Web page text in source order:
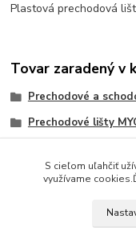
Plastová prechodová
Tovar zaradený v
Prechodové a
Prechodové lišty
S cieľom uľahčiť
využívame